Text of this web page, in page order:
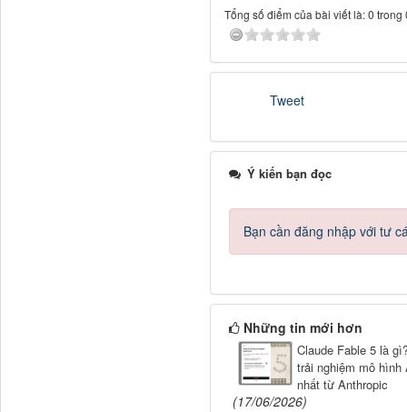
Tổng số điểm của bài viết là: 0 trong
Tweet
Ý kiến bạn đọc
Bạn cần đăng nhập với tư
Những tin mới hơn
Claude Fable 5 là
trải nghiệm mô hình
nhất từ Anthropic
(17/06/2026)